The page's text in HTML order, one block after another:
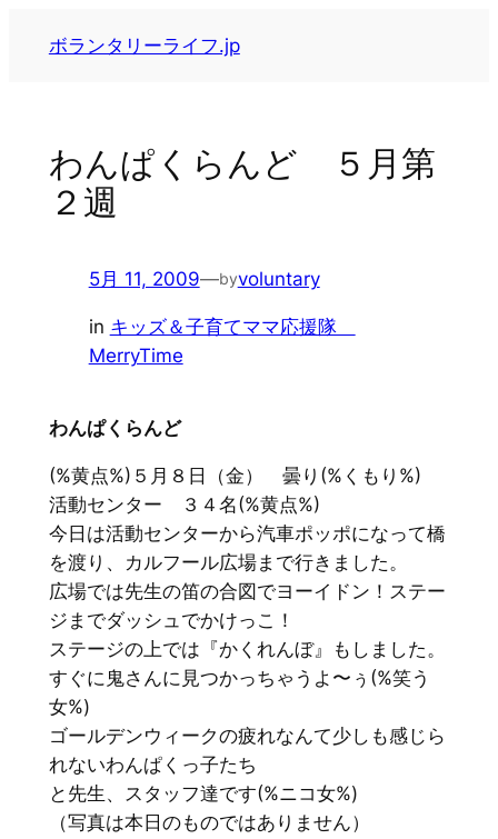
ボランタリーライフ.jp
わんぱくらんど ５月第
２週
5月 11, 2009—byvoluntary
in キッズ＆子育てママ応援隊
MerryTime
わんぱくらんど
(%黄点%)５月８日（金） 曇り(%くもり%)
活動センター ３４名(%黄点%)
今日は活動センターから汽車ポッポになって橋
を渡り、カルフール広場まで行きました。
広場では先生の笛の合図でヨーイドン！ステー
ジまでダッシュでかけっこ！
ステージの上では『かくれんぼ』もしました。
すぐに鬼さんに見つかっちゃうよ〜ぅ(%笑う
女%)
ゴールデンウィークの疲れなんて少しも感じら
れないわんぱくっ子たち
と先生、スタッフ達です(%ニコ女%)
（写真は本日のものではありません）